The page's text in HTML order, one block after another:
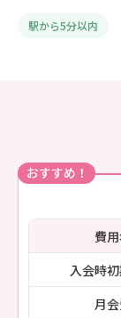
駅から5分以内
おすすめ！
費
入会時
月